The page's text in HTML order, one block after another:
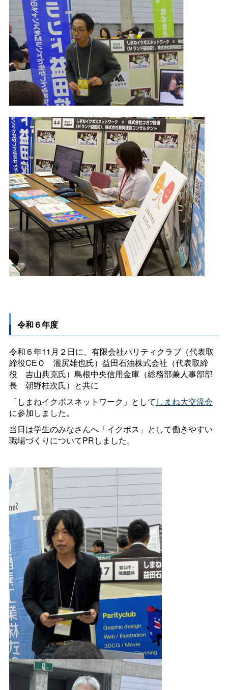
令和６年度
令和６年11月２日に、有限会社パリティクラブ（代表取
締役CEＯ 瀧尻雄也氏）益田石油株式会社（代表取締
役 吉山典克氏）島根中央信用金庫（総務部兼人事部部
長 朝野桂次氏）と共に
「しまねイクボスネットワーク」として しまね大交流会
に参加しました。
当日は学生のみなさんへ「イクボス」として働きやすい
職場づくりについてPRしました。